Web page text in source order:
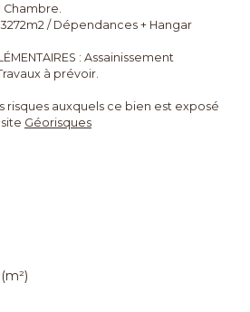
Chambre.
3272m2 / Dépendances + Hangar
: Assainissement
à prévoir.
risques auxquels ce bien est exposé
Géorisques